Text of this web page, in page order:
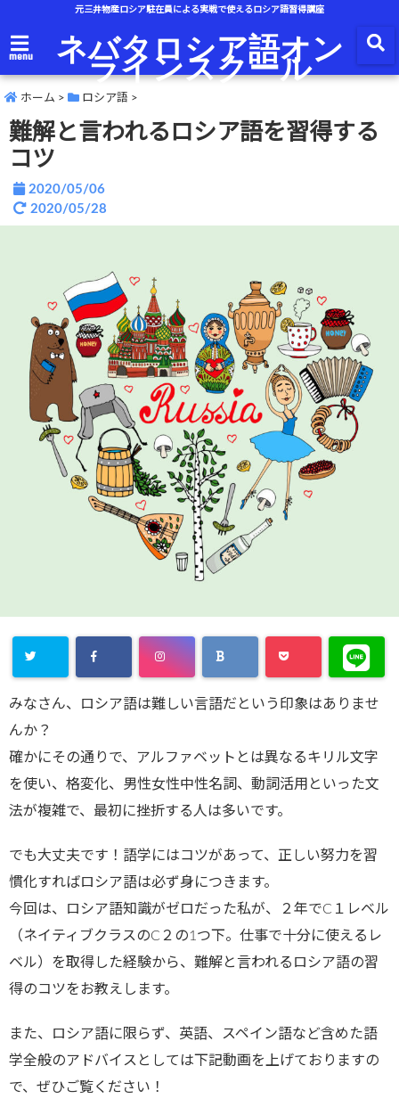
元三井物産ロシア駐在員による実戦で使えるロシア語習得講座
menu ネバタロシア語オン
ラインスクール
ホーム > ロシア語 >
難解と言われるロシア語を習得する
コツ
2020/05/06
2020/05/28
みなさん、ロシア語は難しい言語だという印象はありませ
んか？
確かにその通りで、アルファベットとは異なるキリル文字
を使い、格変化、男性女性中性名詞、動詞活用といった文
法が複雑で、最初に挫折する人は多いです。
でも大丈夫です！語学にはコツがあって、正しい努力を習
慣化すればロシア語は必ず身につきます。
今回は、ロシア語知識がゼロだった私が、２年でC１レベル
（ネイティブクラスのC２の1つ下。仕事で十分に使えるレ
ベル）を取得した経験から、難解と言われるロシア語の習
得のコツをお教えします。
また、ロシア語に限らず、英語、スペイン語など含めた語
学全般のアドバイスとしては下記動画を上げておりますの
で、ぜひご覧ください！